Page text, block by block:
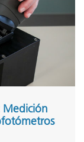
Medición